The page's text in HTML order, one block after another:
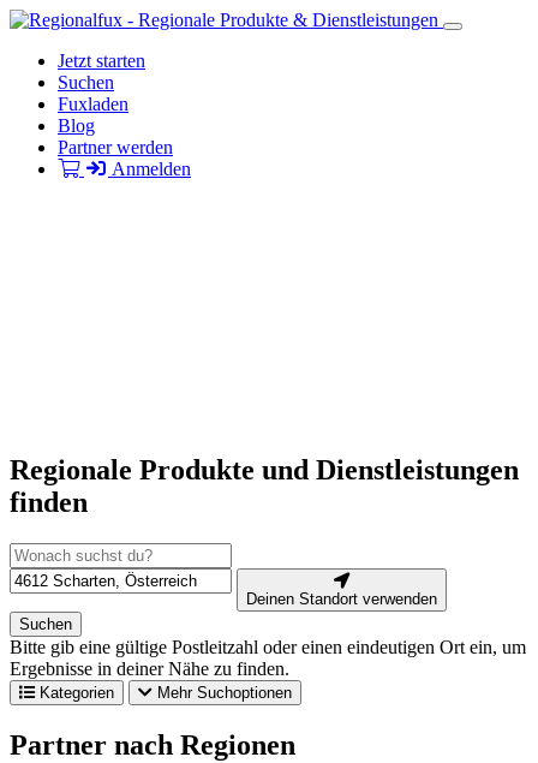
Jetzt starten
Suchen
Fuxladen
Blog
Partner werden
Anmelden
Regionale Produkte und Dienstleistungen
finden
Deinen Standort verwenden
Suchen
Bitte gib eine gültige Postleitzahl oder einen eindeutigen Ort ein, um
Ergebnisse in deiner Nähe zu finden.
Kategorien Mehr Suchoptionen
Partner nach Regionen